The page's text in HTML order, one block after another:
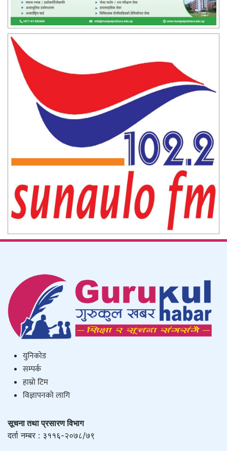
युनिकाेड
सम्पर्क
हाम्राे टिम
विज्ञापनको लागि
सूचना तथा प्रसारण विभाग
दर्ता नम्बर : ३११६-२०७८/७९